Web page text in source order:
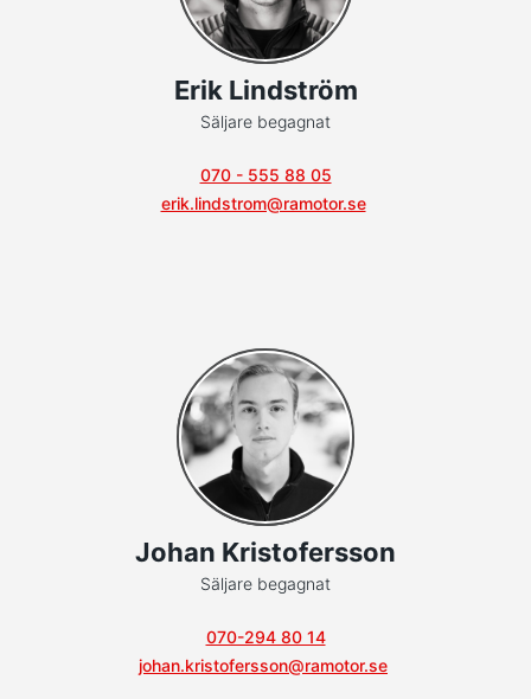
Erik Lindström
Säljare begagnat
070 - 555 88 05
erik.lindstrom@ramotor.se
Johan Kristofersson
Säljare begagnat
070-294 80 14
johan.kristofersson@ramotor.se